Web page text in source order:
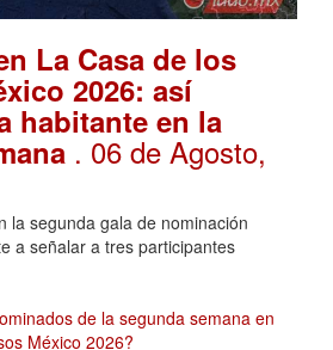
La Casa de los
2026: así
habitante en la
. 06 de Agosto,
la segunda gala de nominación
a señalar a tres participantes